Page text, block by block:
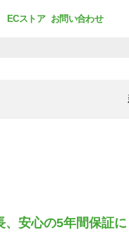
ECストア お問い合わせ
、安心の5年間保証